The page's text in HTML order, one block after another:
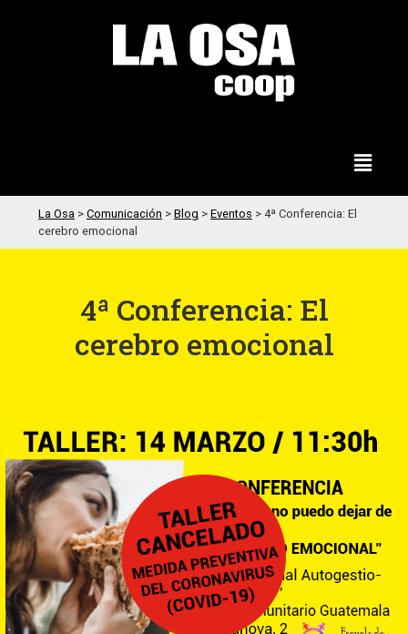
La Osa > Comunicación > Blog > Eventos > 4ª Conferencia: El
cerebro emocional
4ª Conferencia: El
cerebro emocional